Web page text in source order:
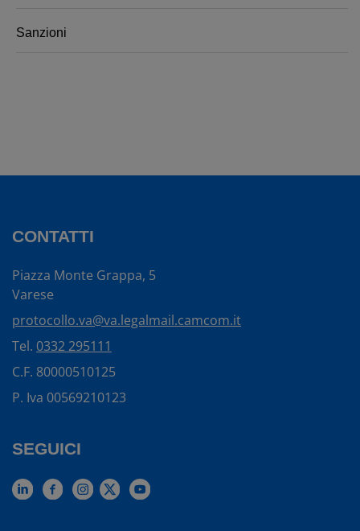
Sanzioni
CONTATTI
Piazza Monte Grappa, 5
Varese
protocollo.va@va.legalmail.camcom.it
Tel. 0332 295111
C.F. 80000510125
P. Iva 00569210123
SEGUICI